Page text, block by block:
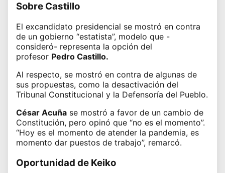
Sobre Castillo
El excandidato presidencial se mostró en contra
de un gobierno “estatista”, modelo que -
consideró- representa la opción del
profesor Pedro Castillo.
Al respecto, se mostró en contra de algunas de
sus propuestas, como la desactivación del
Tribunal Constitucional y la Defensoría del Pueblo.
César Acuña se mostró a favor de un cambio de
Constitución, pero opinó que “no es el momento”.
“Hoy es el momento de atender la pandemia, es
momento dar puestos de trabajo”, remarcó.
Oportunidad de Keiko